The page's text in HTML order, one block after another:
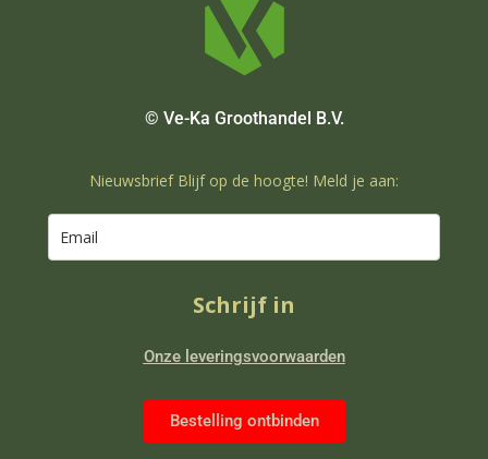
© Ve-Ka Groothandel B.V.
Nieuwsbrief Blijf op de hoogte! Meld je aan:
Schrijf in
Onze leveringsvoorwaarden
Bestelling ontbinden